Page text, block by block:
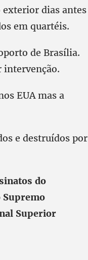
exterior dias antes
em quartéis.
de Brasília.
intervenção.
EUA mas a
e destruídos por
do
Supremo
Superior